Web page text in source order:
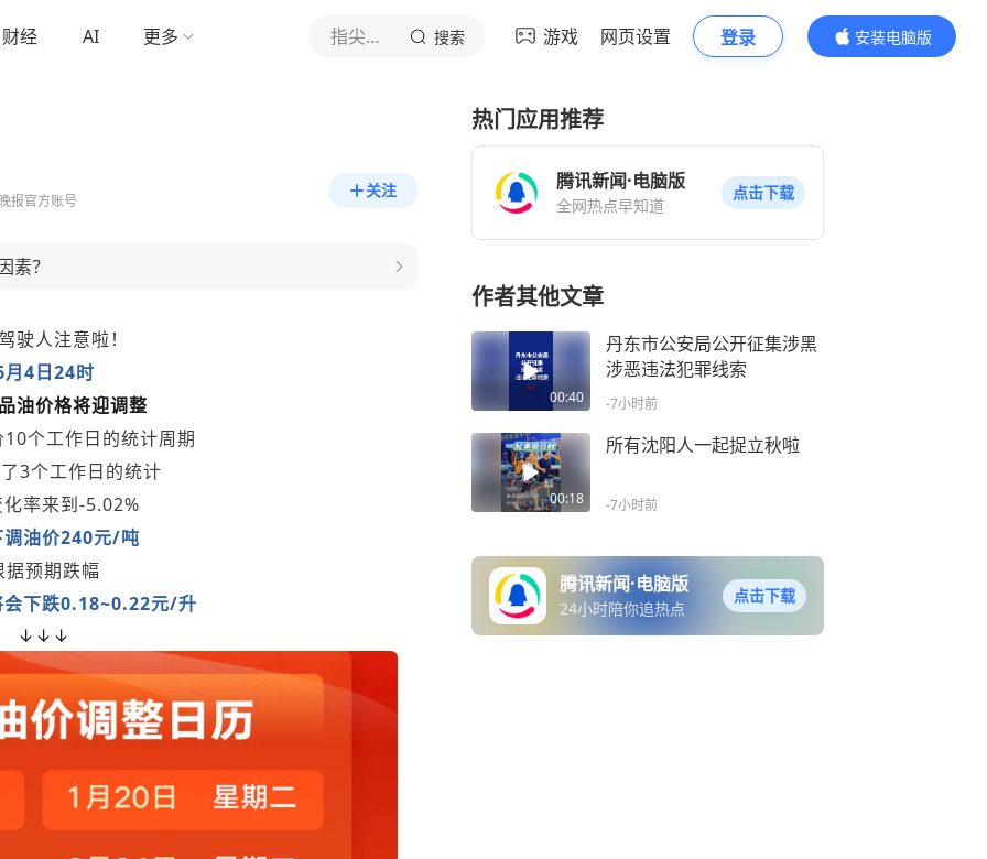
财经 AI 更多 指尖新闻沈阳晚报 搜索 游戏 网页设置 登录
安装电脑版
内容更精彩
报官方账号
关注
素？
驶人注意啦！
月4日24时
油价格将迎调整
个工作日的统计周期
3个工作日的统计
率来到-5.02%
调油价240元/吨
据预期跌幅
会下跌0.18~0.22元/升
↓↓↓
热门应用推荐
腾讯新闻·电脑版
全网热点早知道
点击下载
作者其他文章
00:40
丹东市公安局公开征集涉黑
涉恶违法犯罪线索
-7小时前
00:18
所有沈阳人一起捉立秋啦
-7小时前
腾讯新闻·电脑版
24小时陪你追热点
点击下载